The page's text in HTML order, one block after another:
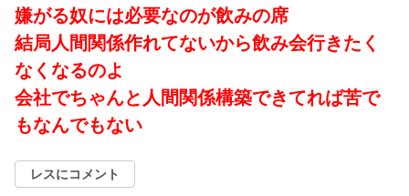
嫌がる奴には必要なのが飲みの席
結局人間関係作れてないから飲み会行きたく
なくなるのよ
会社でちゃんと人間関係構築できてれば苦で
もなんでもない
レスにコメント